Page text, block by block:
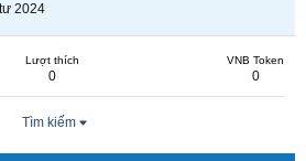
2024
Lượt thích
0
VNB Token
0
Tìm kiếm